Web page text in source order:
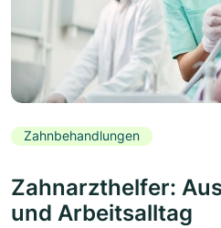
Zahnbehandlungen
Zahnarzthelfer:
und Arbeitsalltag